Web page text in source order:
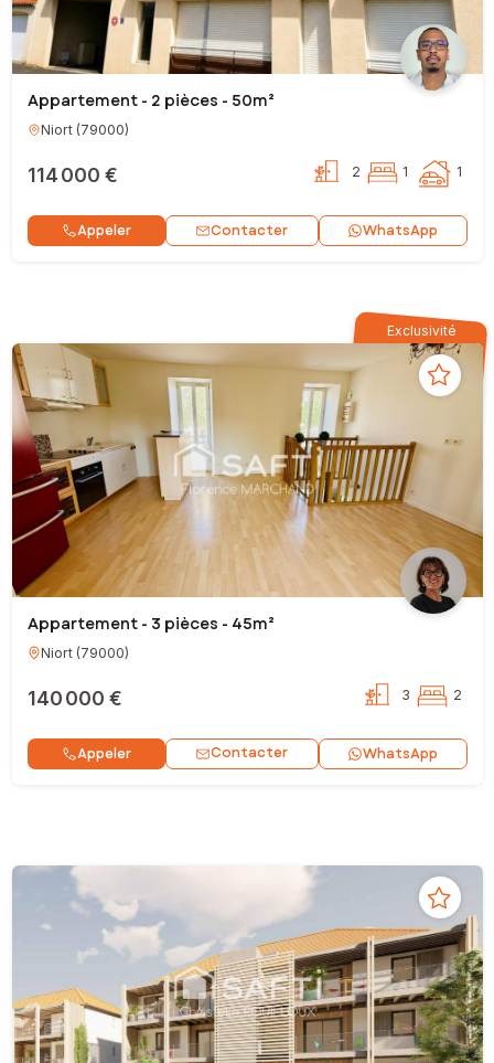
Appartement - 2 pièces - 50m²
Niort(79000)
114 000 € 2 1 1
Appeler Contacter WhatsApp
Exclusivité
Appartement - 3 pièces - 45m²
Niort(79000)
140 000 € 3 2
Appeler Contacter WhatsApp